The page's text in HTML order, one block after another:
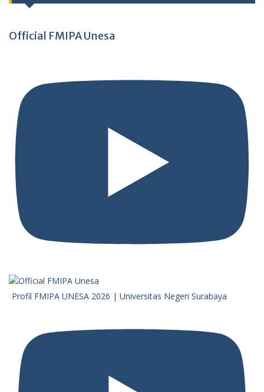
Official FMIPA Unesa
Profil FMIPA UNESA 2026 | Universitas Negeri Surabaya